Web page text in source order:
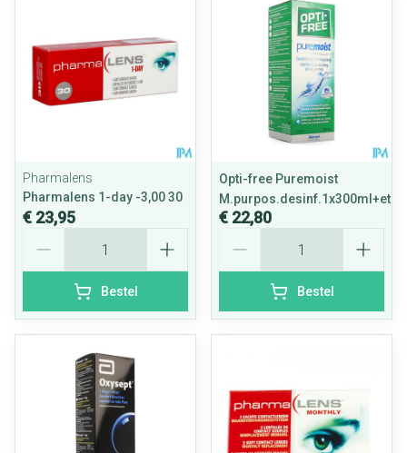
Pharmalens
Pharmalens 1-day -3,00 30
€ 23,95
Bestel
Opti-free Puremoist
M.purpos.desinf.1x300ml+etui
€ 22,80
Bestel